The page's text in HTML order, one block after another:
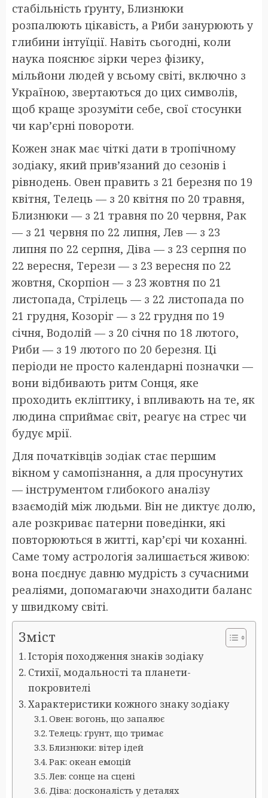
стабільність ґрунту, Близнюки
розпалюють цікавість, а Риби занурюють у
глибини інтуїції. Навіть сьогодні, коли
наука пояснює зірки через фізику,
мільйони людей у всьому світі, включно з
Україною, звертаються до цих символів,
щоб краще зрозуміти себе, свої стосунки
чи кар’єрні повороти.
Кожен знак має чіткі дати в тропічному
зодіаку, який прив’язаний до сезонів і
рівнодень. Овен править з 21 березня по 19
квітня, Телець — з 20 квітня по 20 травня,
Близнюки — з 21 травня по 20 червня, Рак
— з 21 червня по 22 липня, Лев — з 23
липня по 22 серпня, Діва — з 23 серпня по
22 вересня, Терези — з 23 вересня по 22
жовтня, Скорпіон — з 23 жовтня по 21
листопада, Стрілець — з 22 листопада по
21 грудня, Козоріг — з 22 грудня по 19
січня, Водолій — з 20 січня по 18 лютого,
Риби — з 19 лютого по 20 березня. Ці
періоди не просто календарні позначки —
вони відбивають ритм Сонця, яке
проходить екліптику, і впливають на те, як
людина сприймає світ, реагує на стрес чи
будує мрії.
Для початківців зодіак стає першим
вікном у самопізнання, а для просунутих
— інструментом глибокого аналізу
взаємодій між людьми. Він не диктує долю,
але розкриває патерни поведінки, які
повторюються в житті, кар’єрі чи коханні.
Саме тому астрологія залишається живою:
вона поєднує давню мудрість з сучасними
реаліями, допомагаючи знаходити баланс
у швидкому світі.
Зміст
Історія походження знаків зодіаку
Стихії, модальності та планети-
покровителі
Характеристики кожного знаку зодіаку
Овен: вогонь, що запалює
Телець: ґрунт, що тримає
Близнюки: вітер ідей
Рак: океан емоцій
Лев: сонце на сцені
Діва: досконалість у деталях